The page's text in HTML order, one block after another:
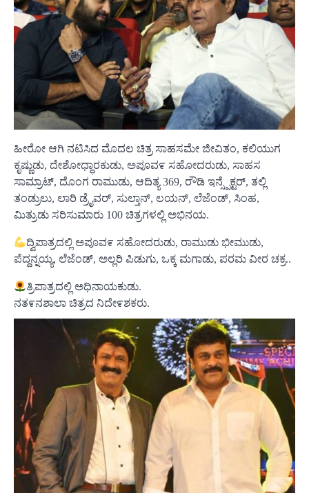
ಹೀರೋ ಆಗಿ ನಟಿಸಿದ ಮೊದಲ ಚಿತ್ರ ಸಾಹಸಮೇ ಜೀವಿತಂ, ಕಲಿಯುಗ
ಕೃಷ್ಣುಡು, ದೇಶೋಧ್ಧಾರಕುಡು, ಅಪೂವ೯ ಸಹೋದರುಡು, ಸಾಹಸ
ಸಾಮ್ರಾಟ್, ದೊಂಗ ರಾಮುಡು, ಆದಿತ್ಯ 369, ರೌಡಿ ಇನ್ಸ್ಪೆಕ್ಟರ್, ತಲ್ಲಿ
ತಂಡ್ರುಲು, ಲಾರಿ ಡ್ರೈವರ್, ಸುಲ್ತಾನ್, ಲಯನ್, ಲೆಜೆಂಡ್, ಸಿಂಹ,
ಮಿತ್ರುಡು ಸರಿಸುಮಾರು 100 ಚಿತ್ರಗಳಲ್ಲಿ ಅಭಿನಯ.
ದ್ವಿಪಾತ್ರದಲ್ಲಿ ಅಪೂವ೯ ಸಹೋದರುಡು, ರಾಮುಡು ಭೀಮುಡು,
ಪೆದ್ದನ್ನಯ್ಯ, ಲೆಜೆಂಡ್, ಅಲ್ಲರಿ ಪಿಡುಗು, ಒಕ್ಕ ಮಗಾಡು, ಪರಮ ವೀರ ಚಕ್ರ..
ತ್ರಿಪಾತ್ರದಲ್ಲಿ ಅಧಿನಾಯಕುಡು.
ನತ೯ನಶಾಲಾ ಚಿತ್ರದ ನಿದೇ೯ಶಕರು.